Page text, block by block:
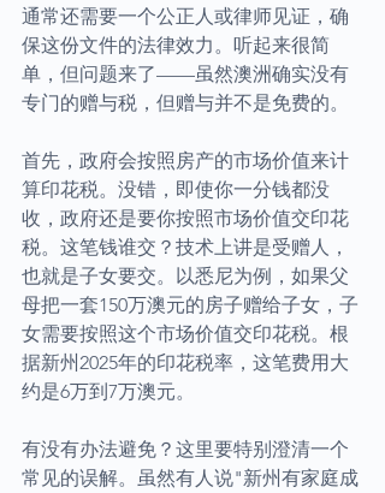
通常还需要一个公正人或律师见证，确
保这份文件的法律效力。听起来很简
单，但问题来了——虽然澳洲确实没有
专门的赠与税，但赠与并不是免费的。
首先，政府会按照房产的市场价值来计
算印花税。没错，即使你一分钱都没
收，政府还是要你按照市场价值交印花
税。这笔钱谁交？技术上讲是受赠人，
也就是子女要交。以悉尼为例，如果父
母把一套150万澳元的房子赠给子女，子
女需要按照这个市场价值交印花税。根
据新州2025年的印花税率，这笔费用大
约是6万到7万澳元。
有没有办法避免？这里要特别澄清一个
常见的误解。虽然有人说"新州有家庭成